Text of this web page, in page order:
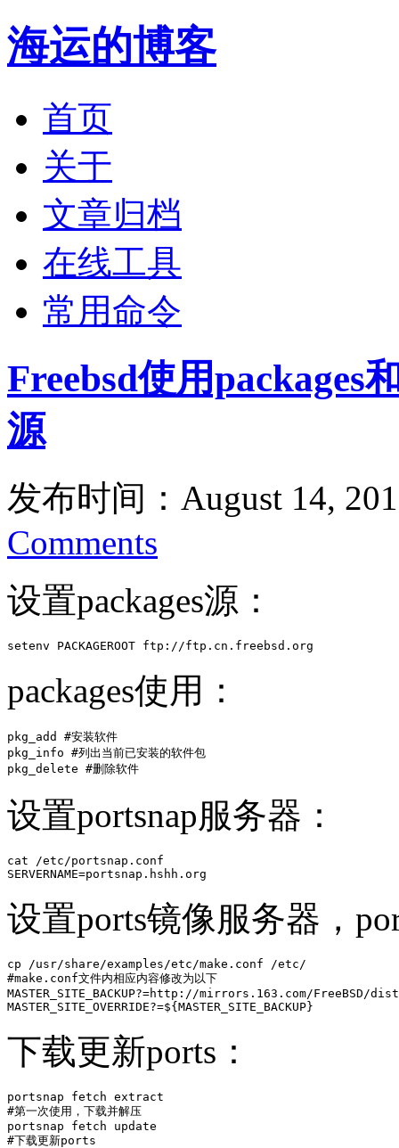
海运的博客
首页
关于
文章归档
在线工具
常用命令
Freebsd使用packages
源
发布时间：August 14,
Comments
设置packages源：
setenv PACKAGEROOT ftp://ftp.cn.freebsd.org
packages使用：
pkg_add #安装软件
pkg_info #列出当前已安装的软件包
pkg_delete #删除软件
设置portsnap服务器：
cat /etc/portsnap.conf
SERVERNAME=portsnap.hshh.org
设置ports镜像服务器，
cp /usr/share/examples/etc/make.conf /etc/
#make.conf文件内相应内容修改为以下
MASTER_SITE_BACKUP?=http://mirrors.163.com/FreeBSD/
MASTER_SITE_OVERRIDE?=${MASTER_SITE_BACKUP}
下载更新ports：
portsnap fetch extract
#第一次使用，下载并解压
portsnap fetch update
#下载更新ports